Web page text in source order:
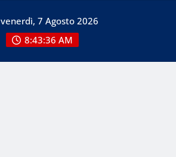
venerdì, 7 Agosto 2026
8:43:37 AM